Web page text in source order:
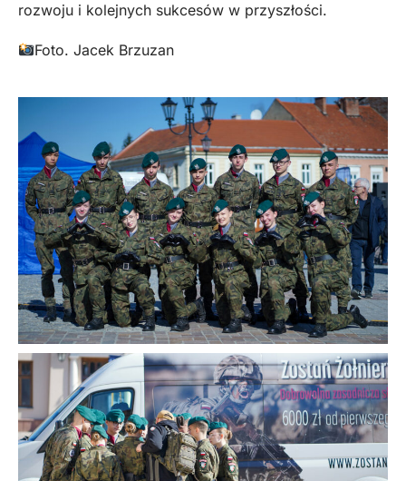
rozwoju i kolejnych sukcesów w przyszłości.
Foto. Jacek Brzuzan